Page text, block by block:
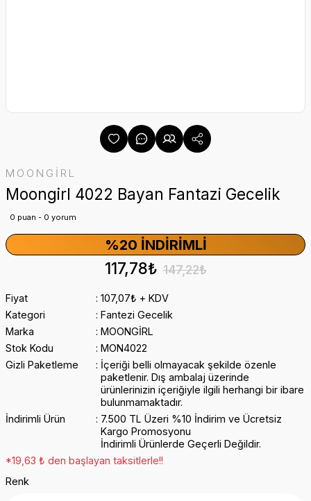
MOONGİRL
Moongirl 4022 Bayan Fantazi Gecelik
0 puan - 0 yorum
%20 İNDIRIMLI
117,78₺ 147,22₺
Fiyat
107,07₺ + KDV
Kategori
Fantezi Gecelik
Marka
MOONGİRL
Stok Kodu
MON4022
Gizli Paketleme
İçeriği belli olmayacak şekilde özenle
paketlenir. Dış ambalaj üzerinde
ürünlerinizin içeriğiyle ilgili herhangi bir ibare
bulunmamaktadır.
İndirimli Ürün
7.500 TL Üzeri %10 İndirim ve Ücretsiz
Kargo Promosyonu
İndirimli Ürünlerde Geçerli Değildir.
*19,63 ₺ den başlayan taksitlerle!!
Renk